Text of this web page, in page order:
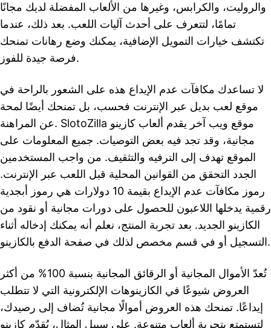
والروليت، والكرابس، وغيرها من الألعاب المفضلة لديك مجانًا
تمامًا، لتتعرف على أحدث آليات اللعب. بعد ذلك، عندما
تكتشف خيارات التمويل الإضافية، يمكنك وضع رهانات تمنحك
فرصة جيدة للفوز.
لا تساعدك مكافآت عدم الإيداع هذه على الشعور بالراحة في
موقع لعب بديل عبر الإنترنت فحسب، بل تمنحك أيضًا لمحة
عن المراهنة. SlotoZilla موقع ويب آخر يقدم ألعاب كازينو
مجانية، وقد تجد فيه بعض التوصيات. جميع المعلومات على
الموقع تهدف إلى الترفيه والتثقيف. من واجب المستخدمين
الجدد التحقق من القوانين المحلية قبل اللعب عبر الإنترنت.
رموز مكافآت عدم الإيداع بقيمة 10 دولارات هي رموز أبجدية
رقمية يدخلها اللاعبون للحصول على دورات مجانية أو نقود من
الكازينو الجديد. بعد تجربة المنتج، نعلم أنه يمكنك إدخاله أثناء
التسجيل أو في قسم مخصص لذلك في صفحة الدفع بالكازينو.
تُعدّ الأموال المجانية أو الرقائق المجانية بنسبة 100% من أكثر
العروض شيوعًا في الكازينوهات الإلكترونية التي لا تتطلب
إيداعًا. تمنحك هذه العروض أموالًا مجانية تُضاف إلى رصيدك،
لتستمتع بتجربة ألعاب متنوعة. على سبيل المثال، يُقدّم كازينو